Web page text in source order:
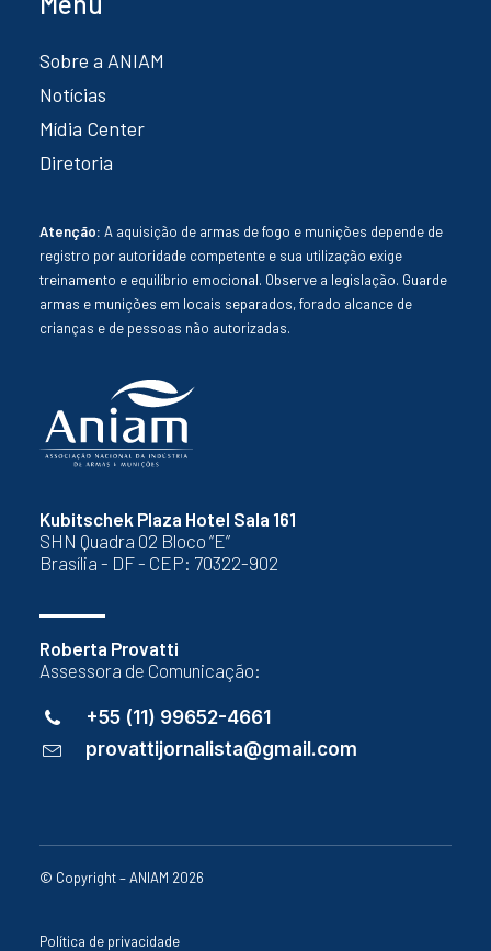
Kubitschek Plaza Hotel Sala 161
SHN Quadra 02 Bloco “E”
Brasília - DF - CEP: 70322-902
Roberta Provatti
Assessora de Comunicação:
+55 (11) 99652-4661
provattijornalista@gmail.com
Sobre a ANIAM
Notícias
Mídia Center
Diretoria
Atenção: A aquisição de armas de fogo e munições depende de
registro por autoridade competente e sua utilização exige
treinamento e equilíbrio emocional. Observe a legislação. Guarde
armas e munições em locais separados, forado alcance de
crianças e de pessoas não autorizadas.
© Copyright – ANIAM 2026
Política de privacidade